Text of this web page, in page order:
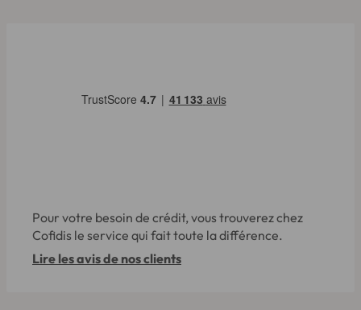
Pour votre besoin de crédit, vous trouverez chez
Cofidis le service qui fait toute la différence.
Lire les avis de nos clients